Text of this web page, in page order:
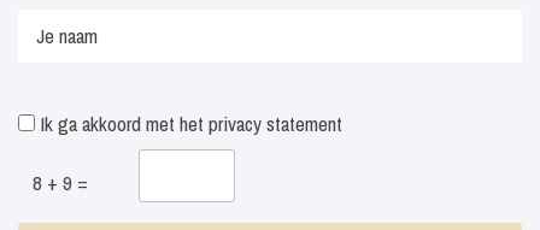
Ik ga akkoord met het privacy statement
8 + 9 =